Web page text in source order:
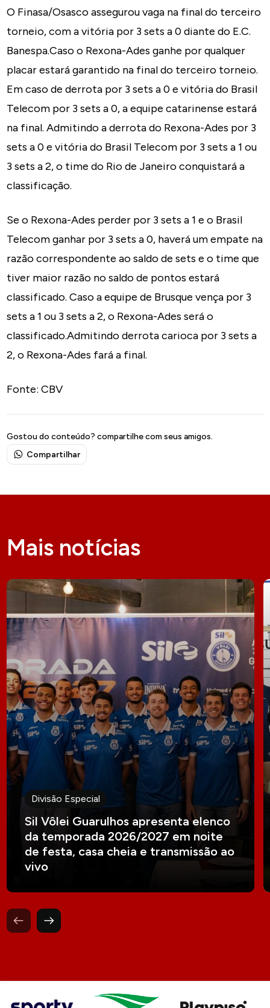
O Finasa/Osasco assegurou vaga na final do terceiro
torneio, com a vitória por 3 sets a 0 diante do E.C.
Banespa.Caso o Rexona-Ades ganhe por qualquer
placar estará garantido na final do terceiro torneio.
Em caso de derrota por 3 sets a 0 e vitória do Brasil
Telecom por 3 sets a 0, a equipe catarinense estará
na final. Admitindo a derrota do Rexona-Ades por 3
sets a 0 e vitória do Brasil Telecom por 3 sets a 1 ou
3 sets a 2, o time do Rio de Janeiro conquistará a
classificação.
Se o Rexona-Ades perder por 3 sets a 1 e o Brasil
Telecom ganhar por 3 sets a 0, haverá um empate na
razão correspondente ao saldo de sets e o time que
tiver maior razão no saldo de pontos estará
classificado. Caso a equipe de Brusque vença por 3
sets a 1 ou 3 sets a 2, o Rexona-Ades será o
classificado.Admitindo derrota carioca por 3 sets a
2, o Rexona-Ades fará a final.
Fonte: CBV
Gostou do conteúdo? compartilhe com seus amigos.
Compartilhar
Mais notícias
Divisão Especial
Sil Vôlei Guarulhos apresenta elenco
da temporada 2026/2027 em noite
de festa, casa cheia e transmissão ao
vivo